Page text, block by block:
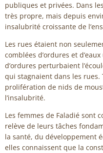
publiques et privées. Dans
très propre, mais depuis
insalubrité croissante de
Les rues étaient non
comblées d’ordures et
d’ordures perturbaient
qui stagnaient dans les rues.
prolifération de nids de
l’insalubrité.
Les femmes de Faladié sont
relève de leurs tâches
la santé, du développement
elles connaissent que la